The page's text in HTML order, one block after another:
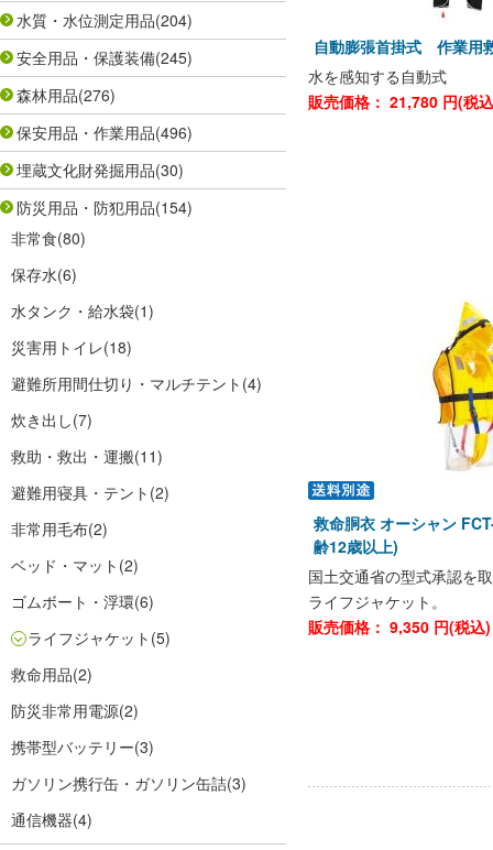
水質・水位測定用品(204)
安全用品・保護装備(245)
森林用品(276)
保安用品・作業用品(496)
埋蔵文化財発掘用品(30)
防災用品・防犯用品(154)
非常食(80)
保存水(6)
水タンク・給水袋(1)
災害用トイレ(18)
避難所用間仕切り・マルチテント (4)
炊き出し(7)
救助・救出・運搬(11)
避難用寝具・テント (2)
非常用毛布(2)
ベッド・マット (2)
ゴムボート・浮環(6)
ライフジャケット (5)
救命用品(2)
防災非常用電源(2)
携帯型バッテリー(3)
ガソリン携行缶・ガソリン缶詰(3)
通信機器(4)
自動膨張首掛式 作業
水を感知する自動式
販売価格： 21,780 円(税
救命胴衣 オーシャン
齢12歳以上)
国土交通省の型式承認を
ライフジャケット。
販売価格： 9,350 円(税